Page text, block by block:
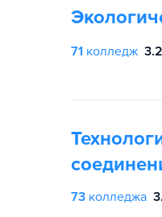
71 колледж
73 колледжа